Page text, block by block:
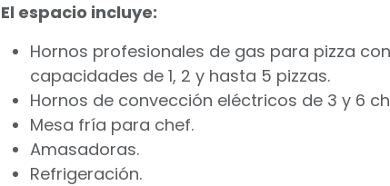
El espacio incluye:
Hornos profesionales de gas para pizza con
capacidades de 1, 2 y hasta 5 pizzas.
Hornos de convección eléctricos de 3 y 6
Mesa fría para chef.
Amasadoras.
Refrigeración.